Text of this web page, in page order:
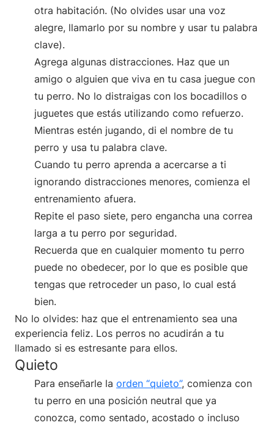
otra habitación. (No olvides usar una voz
alegre, llamarlo por su nombre y usar tu palabra
clave).
Agrega algunas distracciones. Haz que un
amigo o alguien que viva en tu casa juegue con
tu perro. No lo distraigas con los bocadillos o
juguetes que estás utilizando como refuerzo.
Mientras estén jugando, di el nombre de tu
perro y usa tu palabra clave.
Cuando tu perro aprenda a acercarse a ti
ignorando distracciones menores, comienza el
entrenamiento afuera.
Repite el paso siete, pero engancha una correa
larga a tu perro por seguridad.
Recuerda que en cualquier momento tu perro
puede no obedecer, por lo que es posible que
tengas que retroceder un paso, lo cual está
bien.
No lo olvides: haz que el entrenamiento sea una
experiencia feliz. Los perros no acudirán a tu
llamado si es estresante para ellos.
Quieto
Para enseñarle la orden “quieto”, comienza con
tu perro en una posición neutral que ya
conozca, como sentado, acostado o incluso